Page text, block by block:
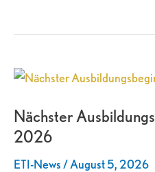
Nächster
2026
ETI-News/August 5, 2026
Nächster
im
September